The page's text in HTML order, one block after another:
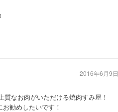
なお肉がいただける焼肉すみ屋！
勧めしたいです！
2016年6月9日